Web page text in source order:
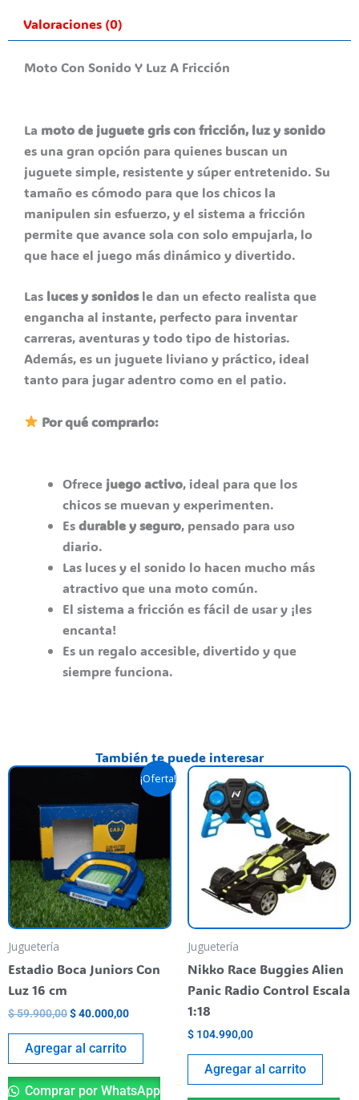
Valoraciones (0)
Moto Con Sonido Y Luz A Fricción
La moto de juguete gris con fricción, luz y sonido
es una gran opción para quienes buscan un
juguete simple, resistente y súper entretenido. Su
tamaño es cómodo para que los chicos la
manipulen sin esfuerzo, y el sistema a fricción
permite que avance sola con solo empujarla, lo
que hace el juego más dinámico y divertido.
Las luces y sonidosle dan un efecto realista que
engancha al instante, perfecto para inventar
carreras, aventuras y todo tipo de historias.
Además, es un juguete liviano y práctico, ideal
tanto para jugar adentro como en el patio.
Por qué comprarlo:
Ofrece juego activo, ideal para que los
chicos se muevan y experimenten.
Esdurable y seguro, pensado para uso
diario.
Las luces y el sonido lo hacen mucho más
atractivo que una moto común.
El sistema a fricción es fácil de usar y ¡les
encanta!
Es un regalo accesible, divertido y que
siempre funciona.
También te puede interesar
¡Oferta!
Juguetería
Estadio Boca Juniors Con
Luz 16 cm
$59.900,00
original
era:
$ 59.900,00.
$40.000,00
precio
actual
es:
$ 40.000,00.
Agregar al carrito
Comprar por WhatsApp
Juguetería
Nikko Race Buggies Alien
Panic Radio Control Escala
1:18
$ 104.990,00
Agregar al carrito